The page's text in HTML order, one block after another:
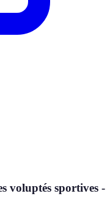
voluptés sportives -